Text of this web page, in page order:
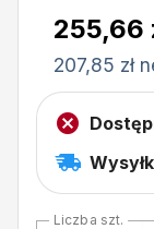
255,66
207,85 zł
Liczba szt.